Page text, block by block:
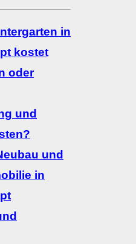
in
kostet
oder
und
und
in